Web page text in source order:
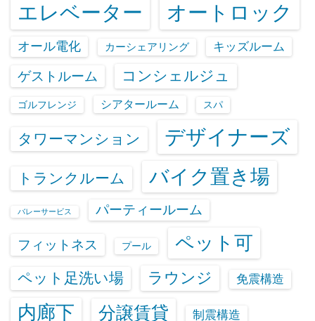
エレベーター オートロック
オール電化 カーシェアリング キッズルーム
ゲストルーム コンシェルジュ
ゴルフレンジ シアタールーム スパ
タワーマンション デザイナーズ
トランクルーム バイク置き場
バレーサービス パーティールーム
フィットネス プール ペット可
ペット足洗い場 ラウンジ 免震構造
内廊下 分譲賃貸 制震構造